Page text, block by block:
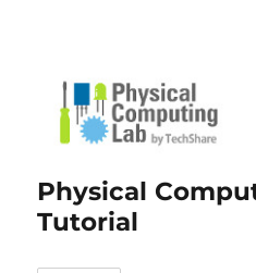
Physical
Tutorial